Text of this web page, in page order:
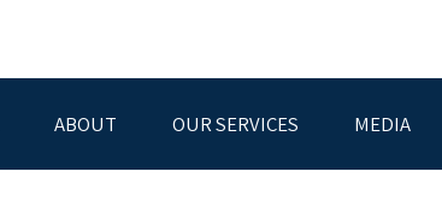
ABOUT OUR SERVICES MEDIA